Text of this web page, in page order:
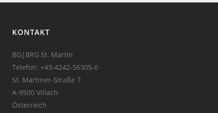
KONTAKT
BG|BRG St. Martin
Telefon: +43-4242-56305-0
St. Martiner-Straße 7
A-9500 Villach
Österreich